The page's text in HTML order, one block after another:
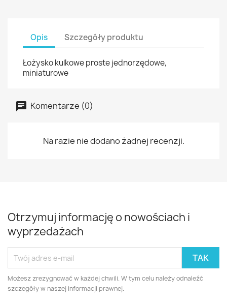
Opis Szczegóły produktu
Łożysko kulkowe proste jednorzędowe,
miniaturowe
Komentarze (0)
Na razie nie dodano żadnej recenzji.
Otrzymuj informację o nowościach i
wyprzedażach
Możesz zrezygnować w każdej chwili. W tym celu należy odnaleźć
szczegóły w naszej informacji prawnej.